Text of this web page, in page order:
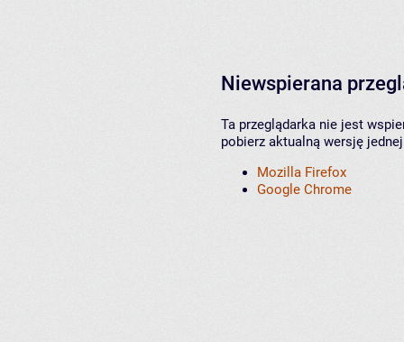
Niewspierana
Ta przeglądarka nie jest
pobierz aktualną wersję
Mozilla Firefox
Google Chrome